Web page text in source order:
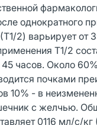
однократного
2) варьирует от
Т1/2
часов. Около
почками
10% - в
с желчью.
0116 мл/с/